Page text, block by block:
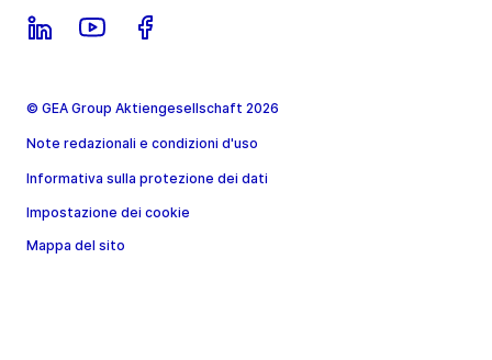
© GEA Group Aktiengesellschaft 2026
Note redazionali e condizioni d'uso
Informativa sulla protezione dei dati
Impostazione dei cookie
Mappa del sito